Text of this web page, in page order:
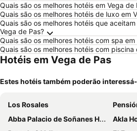
Quais são os melhores hotéis em Vega de
Quais são os melhores hotéis de luxo em
Quais são os melhores hotéis que
Vega de Pas?
Quais são os melhores hotéis com spa em
Quais são os melhores hotéis com piscina
Hotéis em Vega de Pas
Estes hotéis também poderão
Los Rosales
Abba Palacio de Soñanes Hotel
Akla